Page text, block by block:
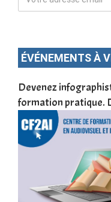
ÉVÉNEMENTS À
Devenez
formation pratique.